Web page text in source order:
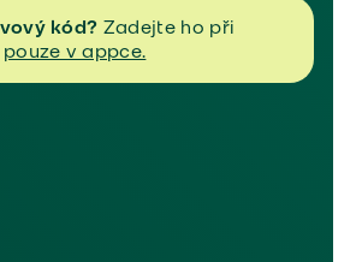
kód? Zadejte ho při
pouze v appce.